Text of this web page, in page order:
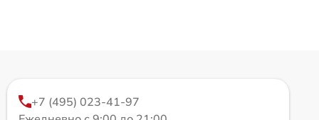
+7 (495) 023-41-97